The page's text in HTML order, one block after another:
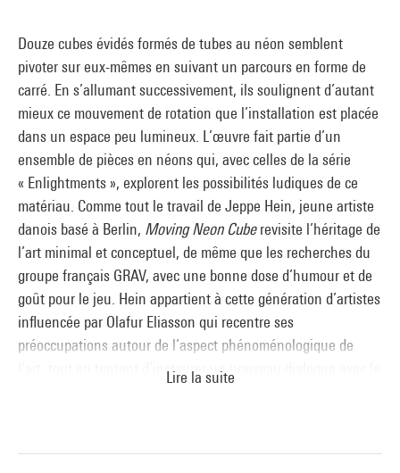
Douze cubes évidés formés de tubes au néon semblent
pivoter sur eux-mêmes en suivant un parcours en forme de
carré. En s’allumant successivement, ils soulignent d’autant
mieux ce mouvement de rotation que l’installation est placée
dans un espace peu lumineux. L’œuvre fait partie d’un
ensemble de pièces en néons qui, avec celles de la série
« Enlightments », explorent les possibilités ludiques de ce
matériau. Comme tout le travail de Jeppe Hein, jeune artiste
danois basé à Berlin, Moving Neon Cuberevisite l’héritage de
l’art minimal et conceptuel, de même que les recherches du
groupe français GRAV, avec une bonne dose d’humour et de
goût pour le jeu. Hein appartient à cette génération d’artistes
influencée par Olafur Eliasson qui recentre ses
préoccupations autour de l’aspect phénoménologique de
l’art, tout en tentant d’instaurer un nouveau dialogue avec le
Lire la suite